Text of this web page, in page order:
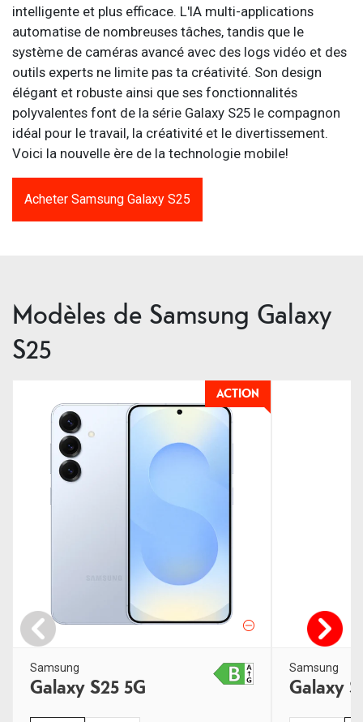
intelligente et plus efficace. L'IA multi-applications
automatise de nombreuses tâches, tandis que le
système de caméras avancé avec des logs vidéo et des
outils experts ne limite pas ta créativité. Son design
élégant et robuste ainsi que ses fonctionnalités
polyvalentes font de la série Galaxy S25 le compagnon
idéal pour le travail, la créativité et le divertissement.
Voici la nouvelle ère de la technologie mobile!
Acheter Samsung Galaxy S25
Modèles de Samsung Galaxy
S25
ACTION
Samsung
Galaxy S25 5G
Samsung
Galaxy